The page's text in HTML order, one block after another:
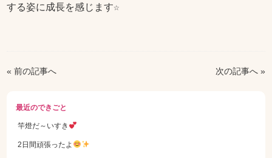
する姿に成長を感じます☆
« 前の記事へ 次の記事へ »
最近のできごと
竿燈だ～いすき
2日間頑張ったよ